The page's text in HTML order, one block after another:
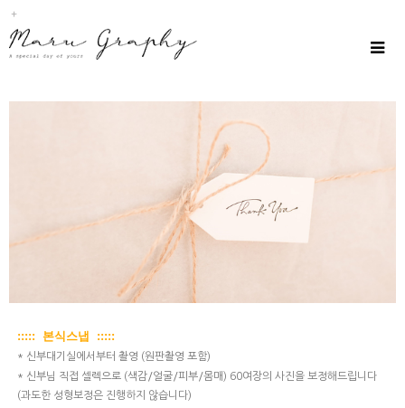
::::: 본식스냅 :::::
* 신부대기실에서부터 촬영 (원판촬영 포함)
* 신부님 직접 셀렉으로 (색감/얼굴/피부/몸매) ​ 60여장의 사진을 ​보정해드립니다
(과도한 성형보정은 진행하지 않습니다)